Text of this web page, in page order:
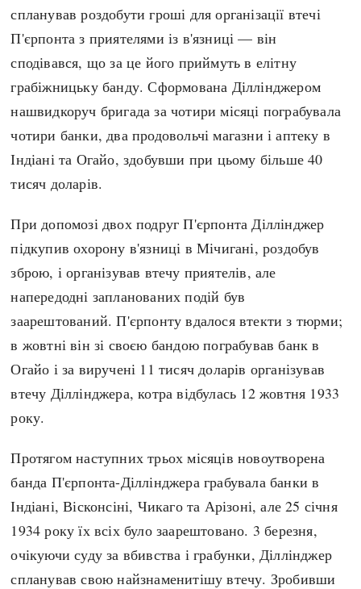
Чудеса світу
Регіони
Австралія
Азія
Америка
А(нта)рктика
Африка
Європа
Індекси
Нові статті
Популярні статті
Всі статті
Визначальні події
#Хештеги
done
спланував роздобути гроші для організації втечі
П'єрпонта з приятелями із в'язниці — він
сподівався, що за це його приймуть в елітну
грабіжницьку банду. Сформована Діллінджером
нашвидкоруч бригада за чотири місяці пограбувала
чотири банки, два продовольчі магазни і аптеку в
Індіані та Огайо, здобувши при цьому більше 40
тисяч доларів.
При допомозі двох подруг П'єрпонта Діллінджер
підкупив охорону в'язниці в Мічигані, роздобув
зброю, і організував втечу приятелів, але
напередодні запланованих подій був
заарештований. П'єрпонту вдалося втекти з тюрми;
в жовтні він зі своєю бандою пограбував банк в
Огайо і за виручені 11 тисяч доларів організував
втечу Діллінджера, котра відбулась 12 жовтня 1933
року.
Протягом наступних трьох місяців новоутворена
банда П'єрпонта-Діллінджера грабувала банки в
Індіані, Вісконсіні, Чикаго та Арізоні, але 25 січня
1934 року їх всіх було заарештовано. 3 березня,
очікуючи суду за вбивства і грабунки, Діллінджер
спланував свою найзнаменитішу втечу. Зробивши